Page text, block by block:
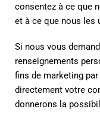
consentez à ce que
et à ce que nous les
Si nous vous
renseignements
fins de marketing
directement votre
donnerons la